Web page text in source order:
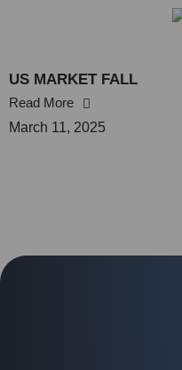
US MARKET FALL
Read More
March 11, 2025